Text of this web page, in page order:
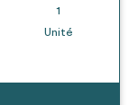
1
Unité